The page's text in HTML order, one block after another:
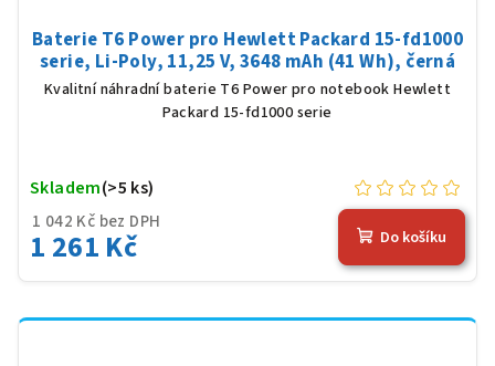
Baterie T6 Power pro Hewlett Packard 15-fd1000
serie, Li-Poly, 11,25 V, 3648 mAh (41 Wh), černá
Kvalitní náhradní baterie T6 Power pro notebook Hewlett
Packard 15-fd1000 serie
1 042 Kč bez DPH
1 261 Kč
Skladem(>5 ks)
Do košíku